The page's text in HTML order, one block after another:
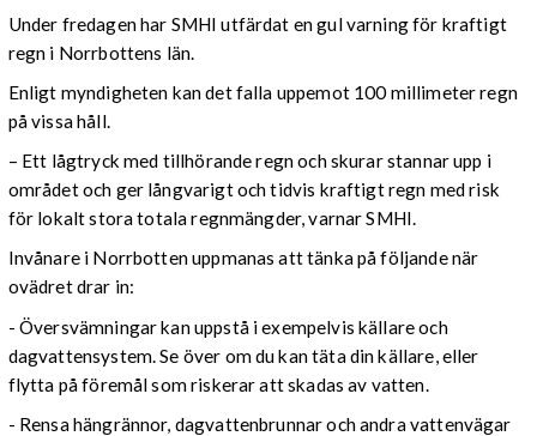
Under fredagen har SMHI utfärdat en gul varning för kraftigt
regn i Norrbottens län.
Enligt myndigheten kan det falla uppemot 100 millimeter regn
på vissa håll.
– Ett lågtryck med tillhörande regn och skurar stannar upp i
området och ger långvarigt och tidvis kraftigt regn med risk
för lokalt stora totala regnmängder, varnar SMHI.
Invånare i Norrbotten uppmanas att tänka på följande när
ovädret drar in:
- Översvämningar kan uppstå i exempelvis källare och
dagvattensystem. Se över om du kan täta din källare, eller
flytta på föremål som riskerar att skadas av vatten.
- Rensa hängrännor, dagvattenbrunnar och andra vattenvägar